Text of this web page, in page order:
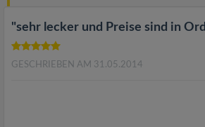
"sehr lecker und Preise sind in
GESCHRIEBEN AM 31.05.2014
a
t